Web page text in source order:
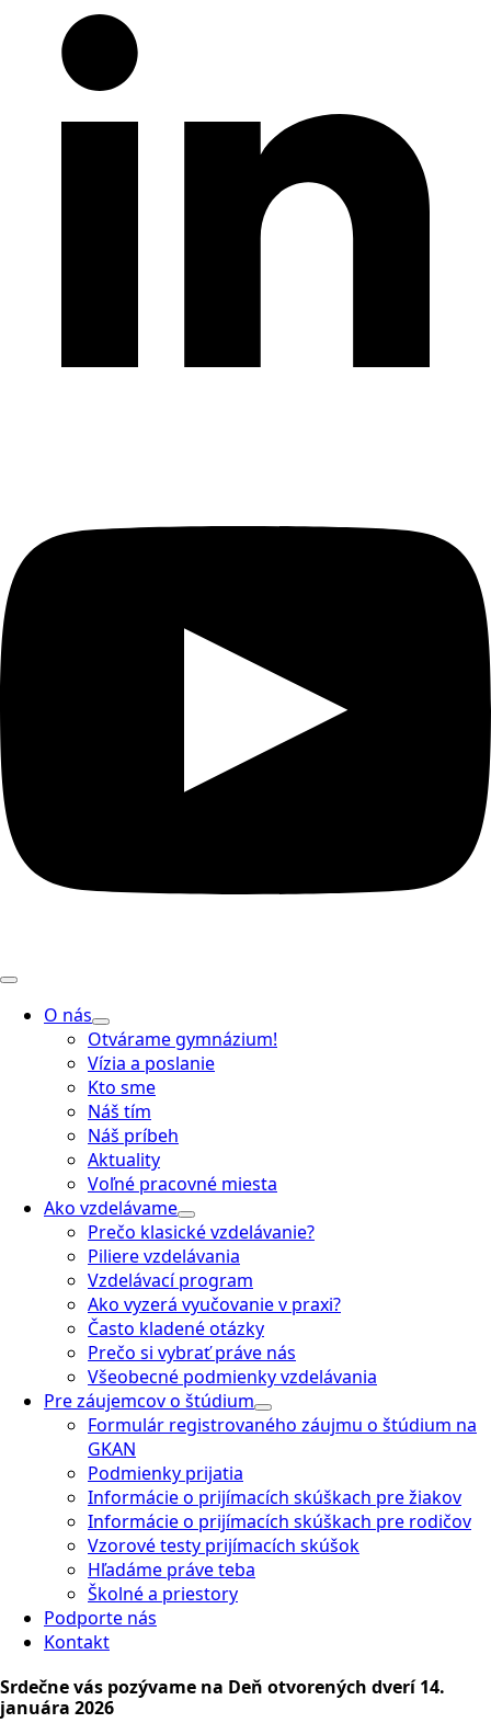
O nás
Otvárame gymnázium!
Vízia a poslanie
Kto sme
Náš tím
Náš príbeh
Aktuality
Voľné pracovné miesta
Ako vzdelávame
Prečo klasické vzdelávanie?
Piliere vzdelávania
Vzdelávací program
Ako vyzerá vyučovanie v praxi?
Často kladené otázky
Prečo si vybrať práve nás
Všeobecné podmienky vzdelávania
Pre záujemcov o štúdium
Formulár registrovaného záujmu o štúdium na
GKAN
Podmienky prijatia
Informácie o prijímacích skúškach pre žiakov
Informácie o prijímacích skúškach pre rodičov
Vzorové testy prijímacích skúšok
Hľadáme práve teba
Školné a priestory
Podporte nás
Kontakt
Srdečne vás pozývame na Deň otvorených dverí 14.
januára 2026